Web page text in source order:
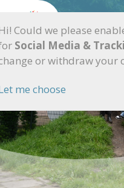
Could we please
Social Media &
or withdraw your
me choose